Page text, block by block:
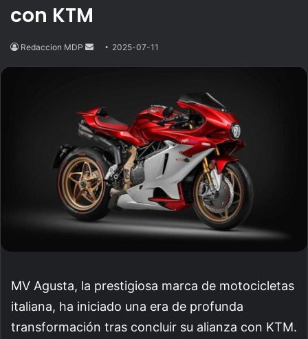
con KTM
Redaccion MDP
Send2025-07-11
MV Agusta, la prestigiosa marca de motocicletas
italiana, ha iniciado una era de profunda
transformación tras concluir su alianza con KTM.